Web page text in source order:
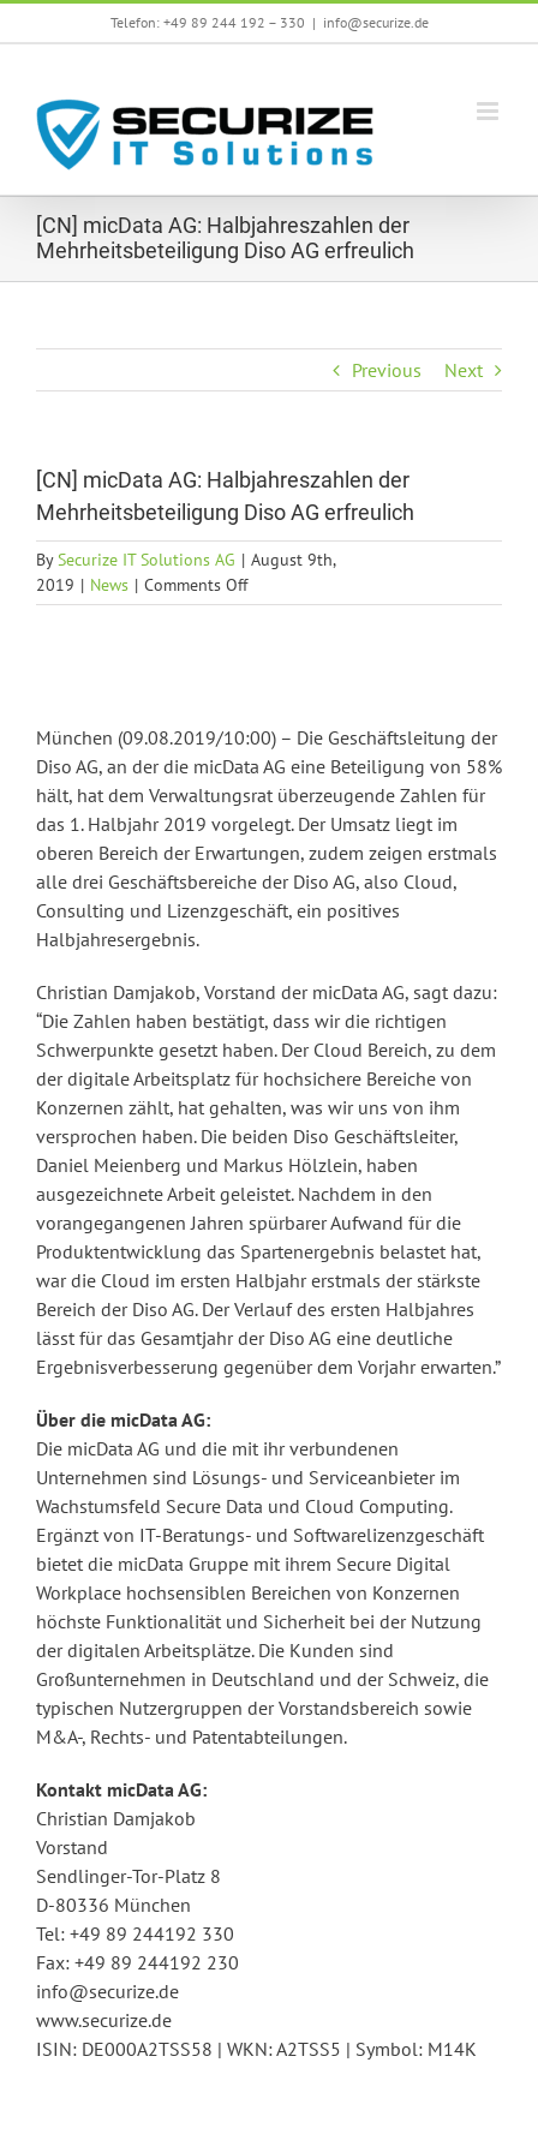
to
Telefon: +49 89 244 192 – 330 | info@securize.de
[CN] micData AG: Halbjahreszahlen der
Mehrheitsbeteiligung Diso AG erfreulich
Previous Next
[CN] micData AG: Halbjahreszahlen der
Mehrheitsbeteiligung Diso AG erfreulich
BySecurize IT Solutions AG | August 9th,
2019 | News | Comments Offon
[CN]
Mehrheitsbeteiligung
Diso
München (09.08.2019/10:00) – Die Geschäftsleitung der
Diso AG, an der die micData AG eine Beteiligung von 58%
hält, hat dem Verwaltungsrat überzeugende Zahlen für
das 1. Halbjahr 2019 vorgelegt. Der Umsatz liegt im
oberen Bereich der Erwartungen, zudem zeigen erstmals
alle drei Geschäftsbereiche der Diso AG, also Cloud,
Consulting und Lizenzgeschäft, ein positives
Halbjahresergebnis.
Christian Damjakob, Vorstand der micData AG, sagt dazu:
“Die Zahlen haben bestätigt, dass wir die richtigen
Schwerpunkte gesetzt haben. Der Cloud Bereich, zu dem
der digitale Arbeitsplatz für hochsichere Bereiche von
Konzernen zählt, hat gehalten, was wir uns von ihm
versprochen haben. Die beiden Diso Geschäftsleiter,
Daniel Meienberg und Markus Hölzlein, haben
ausgezeichnete Arbeit geleistet. Nachdem in den
vorangegangenen Jahren spürbarer Aufwand für die
Produktentwicklung das Spartenergebnis belastet hat,
war die Cloud im ersten Halbjahr erstmals der stärkste
Bereich der Diso AG. Der Verlauf des ersten Halbjahres
lässt für das Gesamtjahr der Diso AG eine deutliche
Ergebnisverbesserung gegenüber dem Vorjahr erwarten.”
Über die micData AG:
Die micData AG und die mit ihr verbundenen
Unternehmen sind Lösungs- und Serviceanbieter im
Wachstumsfeld Secure Data und Cloud Computing.
Ergänzt von IT-Beratungs- und Softwarelizenzgeschäft
bietet die micData Gruppe mit ihrem Secure Digital
Workplace hochsensiblen Bereichen von Konzernen
höchste Funktionalität und Sicherheit bei der Nutzung
der digitalen Arbeitsplätze. Die Kunden sind
Großunternehmen in Deutschland und der Schweiz, die
typischen Nutzergruppen der Vorstandsbereich sowie
M&A-, Rechts- und Patentabteilungen.
Kontakt micData AG:
Christian Damjakob
Vorstand
Sendlinger-Tor-Platz 8
D-80336 München
Tel: +49 89 244192 330
Fax: +49 89 244192 230
info@securize.de
www.securize.de
ISIN: DE000A2TSS58 | WKN: A2TSS5 | Symbol: M14K